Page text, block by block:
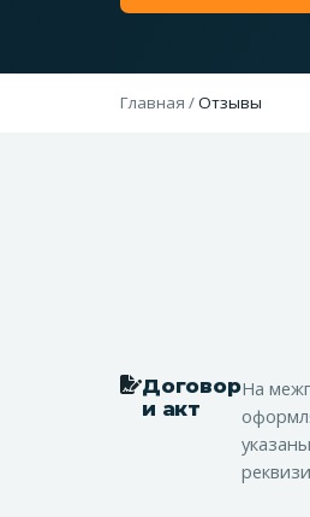
Главная /Отзывы
Договор
и акт
На